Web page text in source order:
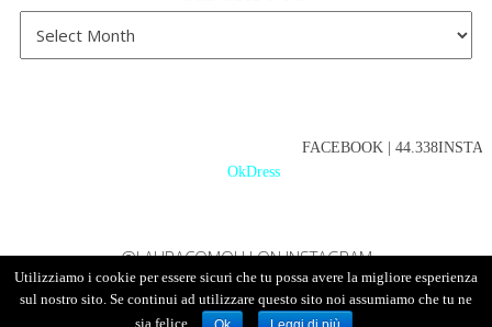
FACEBOOK |
OkDress
@LAURACOMOLLI ON INSTAGRAM
Utilizziamo i cookie per essere sicuri che tu possa avere la migliore esperienza
sul nostro sito. Se continui ad utilizzare questo sito noi assumiamo che tu ne
sia felice.